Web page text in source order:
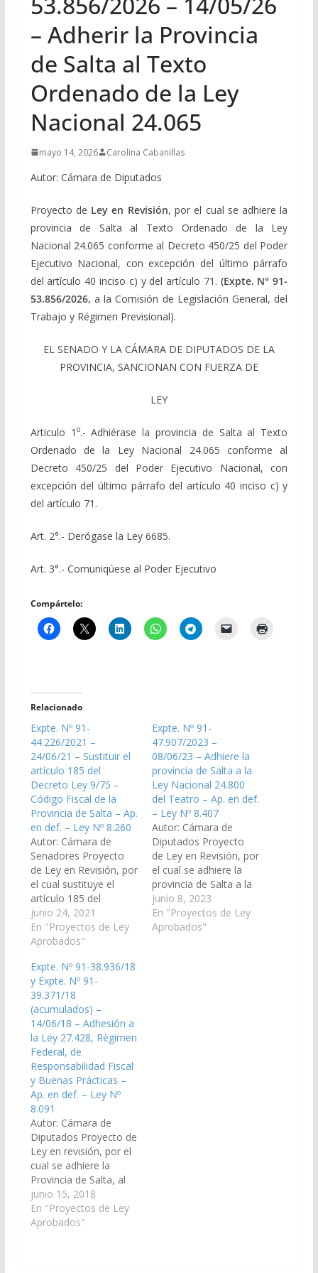
– Adherir la Provincia
de Salta al Texto
Ordenado de la Ley
Nacional 24.065
mayo 14, 2026 Carolina Cabanillas
Autor: Cámara de Diputados
Proyecto de Ley en Revisión, por el cual se adhiere la
provincia de Salta al Texto Ordenado de la Ley
Nacional 24.065 conforme al Decreto 450/25 del Poder
Ejecutivo Nacional, con excepción del último párrafo
del artículo 40 inciso c) y del artículo 71. (Expte. N° 91-
53.856/2026, a la Comisión de Legislación General, del
Trabajo y Régimen Previsional).
EL SENADO Y LA CÁMARA DE DIPUTADOS DE LA
PROVINCIA, SANCIONAN CON FUERZA DE
LEY
Articulo 1 o.- Adhiérase la provincia de Salta al Texto
Ordenado de la Ley Nacional 24.065 conforme al
Decreto 450/25 del Poder Ejecutivo Nacional, con
excepción del último párrafo del artículo 40 inciso c) y
del artículo 71.
Art. 2°.- Derógase la Ley 6685.
Art. 3°.- Comuniqúese al Poder Ejecutivo
Compártelo:
Relacionado
Expte. Nº 91-
44.226/2021 –
24/06/21 – Sustituir el
artículo 185 del
Decreto Ley 9/75 –
Código Fiscal de la
Provincia de Salta – Ap.
en def. – Ley Nº 8.260
Autor: Cámara de
Senadores Proyecto
de Ley en Revisión, por
el cual sustituye el
artículo 185 del
Decreto Ley 9/75 –
Código Fiscal de la
Provincia de Salta
Simplificado del
Impuesto a las
Actividades
Económicas de
carácter obligatorio
para pequeños
contribuyentes
jurisdiccionales de la
provincia de
Salta. (Expte. Nº…
junio 24, 2021
En "Proyectos de Ley
Aprobados"
Expte. Nº 91-
47.907/2023 –
08/06/23 – Adhiere la
provincia de Salta a la
Ley Nacional 24.800
del Teatro – Ap. en def.
– Ley Nº 8.407
Autor: Cámara de
Diputados Proyecto
de Ley en Revisión, por
el cual se adhiere la
provincia de Salta a la
Ley Nacional 24.800
del Teatro. (Expte. N°
91-47.907/2023, a la
junio 8, 2023
En "Proyectos de Ley
Aprobados"
Expte. Nº 91-38.936/18
y Expte. Nº 91-
39.371/18
(acumulados) –
14/06/18 – Adhesión a
la Ley 27.428, Régimen
Federal, de
Responsabilidad Fiscal
y Buenas Prácticas –
Ap. en def. – Ley Nº
8.091
Autor: Cámara de
Diputados Proyecto de
Ley en revisión, por el
cual se adhiere la
Provincia de Salta, al
Régimen Federal de
Responsabilidad Fiscal
y Buenas Prácticas de
junio 15, 2018
En "Proyectos de Ley
Aprobados"